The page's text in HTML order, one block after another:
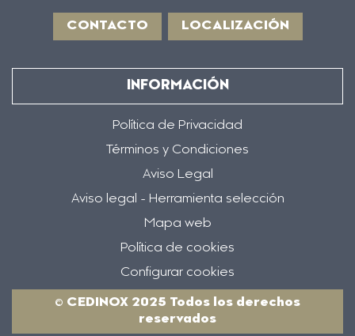
CONTACTO LOCALIZACIÓN
INFORMACIÓN
Política de Privacidad
Términos y Condiciones
Aviso Legal
Aviso legal - Herramienta selección
Mapa web
Política de cookies
Configurar cookies
© CEDINOX 2025 Todos los derechos
reservados